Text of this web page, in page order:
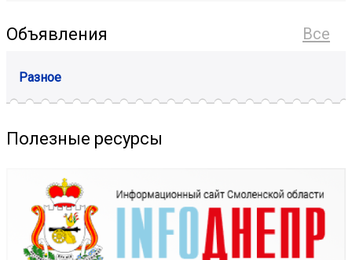
Все
Объявления
Разное
Полезные ресурсы